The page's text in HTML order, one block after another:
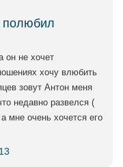
полюбил
он не хочет
хочу влюбить
зовут Антон меня
недавно развелся (
мне очень хочется его
13